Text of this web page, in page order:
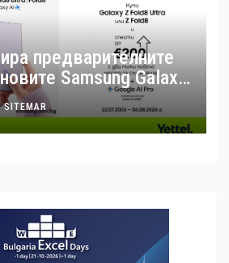
предварителните
Samsung Galaxy
и Fold8 Ultra
SITEMAR